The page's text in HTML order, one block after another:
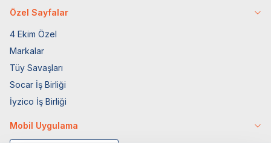
Özel Sayfalar
4 Ekim Özel
Markalar
Tüy Savaşları
Socar İş Birliği
İyzico İş Birliği
Mobil Uygulama